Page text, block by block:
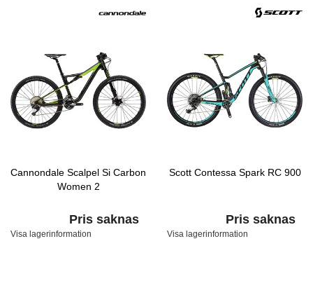
Cannondale Scalpel Si Carbon
Women 2
Pris saknas
Visa lagerinformation
Scott Contessa Spark RC 900
Pris saknas
Visa lagerinformation